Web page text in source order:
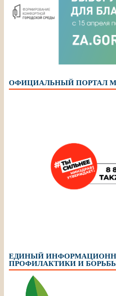
ОФИЦИАЛЬНЫЙ ПОРТАЛ
ЕДИНЫЙ
ПРОФИЛАКТИКИ И